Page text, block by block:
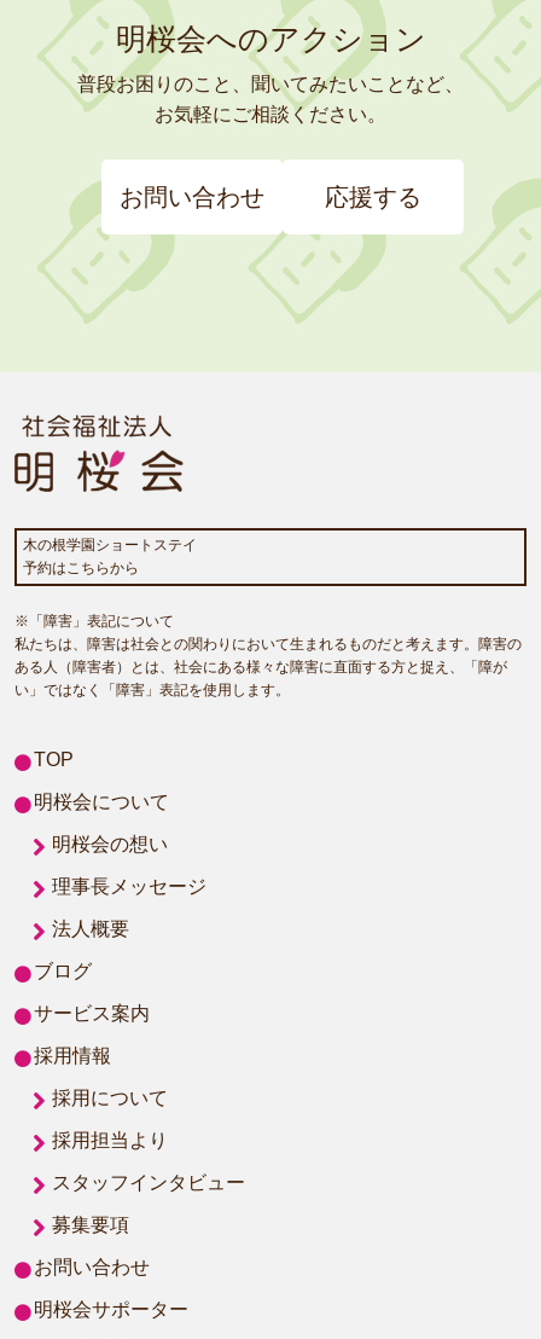
明桜会へのアクション
普段お困りのこと、聞いてみたいことなど、
お気軽にご相談ください。
お問い合わせ 応援する
木の根学園ショートステイ
予約はこちらから
※「障害」表記について
私たちは、障害は社会との関わりにおいて生まれるものだと考えます。障害の
ある人（障害者）とは、社会にある様々な障害に直面する方と捉え、「障が
い」ではなく「障害」表記を使用します。
TOP
明桜会について
明桜会の想い
理事長メッセージ
法人概要
ブログ
サービス案内
採用情報
採用について
採用担当より
スタッフインタビュー
募集要項
お問い合わせ
明桜会サポーター